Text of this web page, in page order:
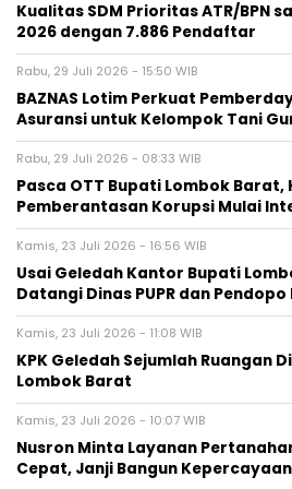
Kualitas SDM Prioritas ATR/BPN
2026 dengan 7.886 Pendaftar
Rabu, 29 Juli 2026 - 15:50 WIB
BAZNAS Lotim Perkuat
Asuransi untuk Kelompok Tani
Rabu, 29 Juli 2026 - 08:33 WIB
Pasca OTT Bupati Lombok Barat,
Pemberantasan Korupsi Mulai
Kamis, 23 Juli 2026 - 16:56 WIB
Usai Geledah Kantor Bupati
Datangi Dinas PUPR dan
Kamis, 23 Juli 2026 - 11:08 WIB
KPK Geledah Sejumlah Ruangan
Lombok Barat
Kamis, 23 Juli 2026 - 10:07 WIB
Nusron Minta Layanan
Cepat, Janji Bangun